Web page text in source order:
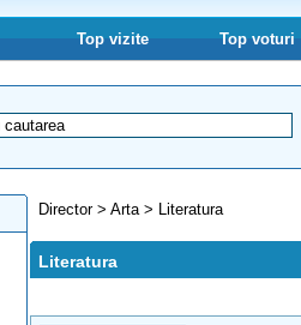
Top vizite Top voturi
Director> Arta > Literatura
Literatura